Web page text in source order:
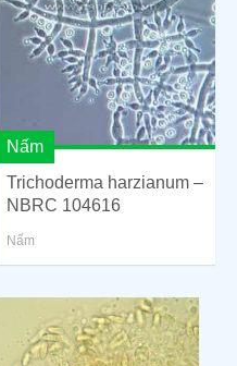
Nấm
Trichoderma harzianum –
NBRC 104616
Nấm